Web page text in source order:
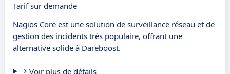
Tarif sur demande
Nagios Core est une solution de surveillance réseau et de
gestion des incidents très populaire, offrant une
alternative solide à Dareboost.
Voir plus de détails